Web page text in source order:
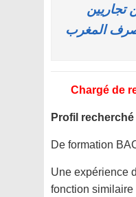
تجاريين
المغرب
Chargé de
Profil recherché
De formation
Une expérience
fonction similaire